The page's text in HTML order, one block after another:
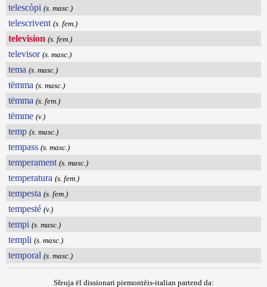
telescòpi (s. masc.)
telescrivent (s. fem.)
television (s. fem.)
televisor (s. masc.)
tema (s. masc.)
tëmma (s. masc.)
tëmma (s. fem.)
tëmme (v.)
temp (s. masc.)
tempass (s. masc.)
temperament (s. masc.)
temperatura (s. fem.)
tempesta (s. fem.)
tempesté (v.)
tempi (s. masc.)
templi (s. masc.)
temporal (s. masc.)
Sfeuja ël dissionari piemontèis-italian partend da: